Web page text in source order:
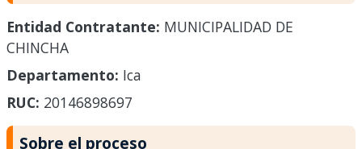
Entidad Contratante: MUNICIPALIDAD DE
CHINCHA
Departamento: Ica
RUC: 20146898697
Sobre el proceso